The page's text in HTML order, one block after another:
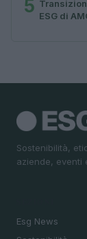
5 ESG di
Sostenibilità,
aziende, eventi
Esg News